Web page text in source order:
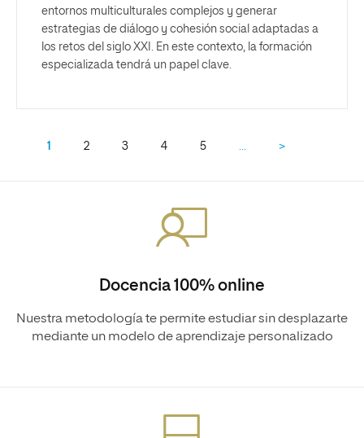
entornos multiculturales complejos y generar
estrategias de diálogo y cohesión social adaptadas a
los retos del siglo XXI. En este contexto, la formación
especializada tendrá un papel clave.
1 2 3 4 5 … >
Docencia 100% online
Nuestra metodología te permite estudiar sin desplazarte
mediante un modelo de aprendizaje personalizado